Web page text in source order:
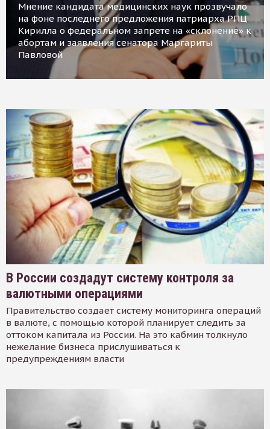
Мнение кандидата медицинских наук прозвучало
на фоне последнего предложения патриарха РПЦ
Кирилла о федеральном запрете на «склонение» к
абортам и заявления сенатора Маргариты
Павловой
В России создадут систему контроля за
валютными операциями
Правительство создает систему мониторинга операций
в валюте, с помощью которой планирует следить за
оттоком капитала из России. На это кабмин толкнуло
нежелание бизнеса прислушиваться к
предупреждениям власти